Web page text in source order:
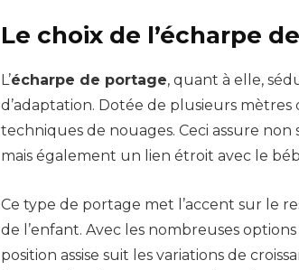
Le choix de l’écharpe
L’écharpe de portage, quant à elle,
d’adaptation. Dotée de plusieurs
techniques de nouages. Ceci assure
mais également un lien étroit avec le
Ce type de portage met l’accent sur le
de l’enfant. Avec les nombreuses
position assise suit les variations de